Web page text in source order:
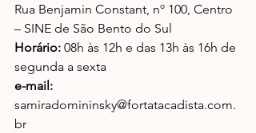
Rua Benjamin Constant, nº 100, Centro
– SINE de São Bento do Sul
Horário: 08h às 12h e das 13h às 16h de
segunda a sexta
e-mail:
samiradomininsky@fortatacadista.com.
br